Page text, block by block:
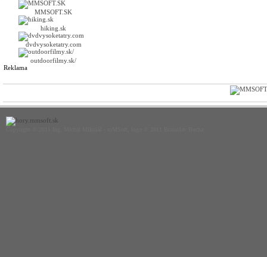
MMSOFT.SK
hiking.sk
dvdvysoketatry.com
outdoorfilmy.sk/
Reklama